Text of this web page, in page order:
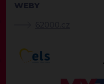
WEBY
62000.cz